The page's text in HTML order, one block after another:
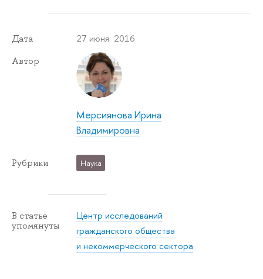
Дата 27 июня 2016
Автор
Мерсиянова Ирина
Владимировна
Рубрики Наука
В статье
упомянуты
Центр исследований
гражданского общества
и некоммерческого сектора